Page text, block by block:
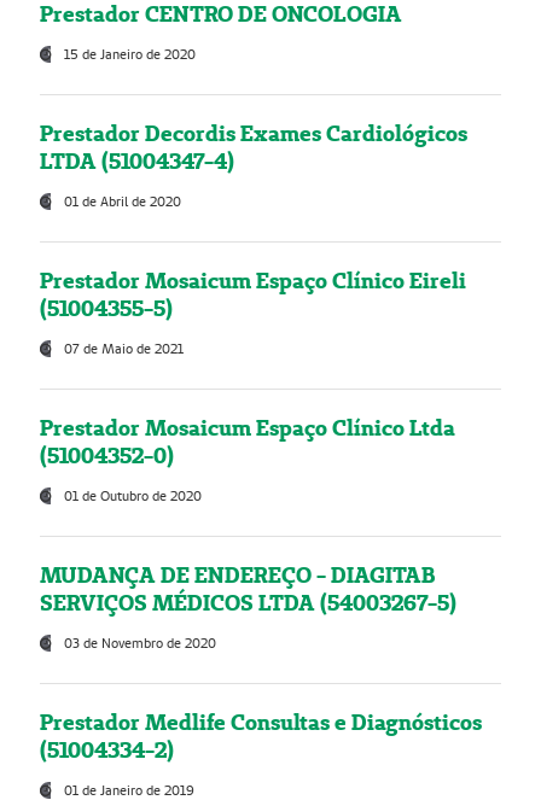
Prestador CENTRO DE ONCOLOGIA
15 de Janeiro de 2020
Prestador Decordis Exames Cardiológicos
LTDA (51004347-4)
01 de Abril de 2020
Prestador Mosaicum Espaço Clínico Eireli
(51004355-5)
07 de Maio de 2021
Prestador Mosaicum Espaço Clínico Ltda
(51004352-0)
01 de Outubro de 2020
MUDANÇA DE ENDEREÇO - DIAGITAB
SERVIÇOS MÉDICOS LTDA (54003267-5)
03 de Novembro de 2020
Prestador Medlife Consultas e Diagnósticos
(51004334-2)
01 de Janeiro de 2019